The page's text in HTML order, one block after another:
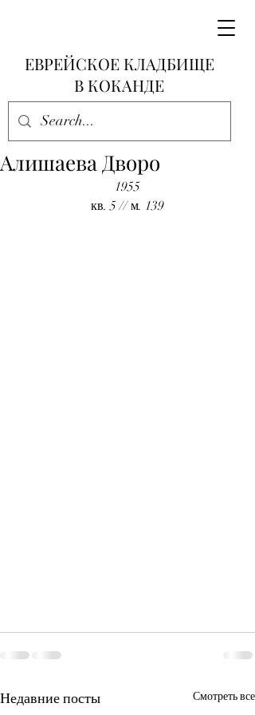
ЕВРЕЙСКОЕ КЛАДБИЩЕ
В КОКАНДЕ
Алишаева Дворо
1955
кв. 5 // м. 139
Недавние посты Смотреть все